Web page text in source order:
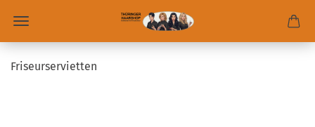
Friseurservietten